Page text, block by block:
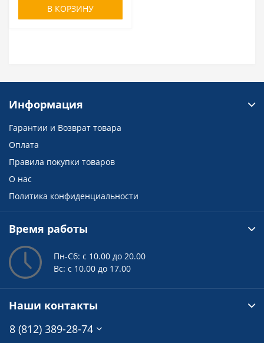
В КОРЗИНУ
Информация
Гарантии и Возврат товара
Оплата
Правила покупки товаров
О нас
Политика конфиденциальности
Время работы
Пн-Сб: с 10.00 до 20.00
Вс: с 10.00 до 17.00
Наши контакты
8 (812) 389-28-74